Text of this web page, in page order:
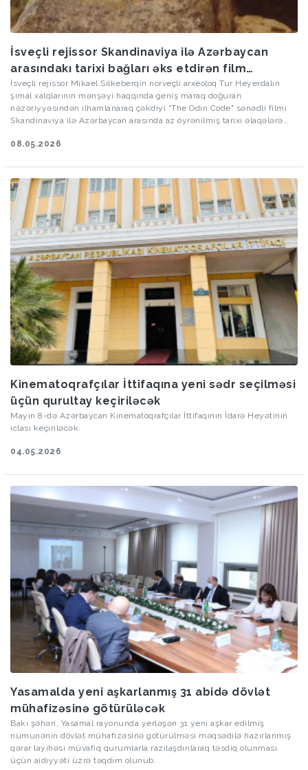
İsveçli rejissor Skandinaviya ilə Azərbaycan
arasındakı tarixi bağları əks etdirən film
hazırlayıb
İsveçli rejissor Mikael Silkeberqin norveçli arxeoloq Tur Heyerdalın
şimal xalqlarının mənşəyi haqqında geniş maraq doğuran
nəzəriyyəsindən ilhamlanaraq çəkdiyi "The Odin Code" sənədli filmi
Skandinaviya ilə Azərbaycan arasında az öyrənilmiş tarixi əlaqələrə
08.05.2026
Kinematoqrafçılar İttifaqına yeni sədr seçilməsi
üçün qurultay keçiriləcək
Mayın 8-də Azərbaycan Kinematoqrafçılar İttifaqının İdarə Heyətinin
iclası keçiriləcək.
04.05.2026
Yasamalda yeni aşkarlanmış 31 abidə dövlət
mühafizəsinə götürüləcək
Bakı şəhəri, Yasamal rayonunda yerləşən 31 yeni aşkar edilmiş
nümunənin dövlət mühafizəsinə götürülməsi məqsədilə hazırlanmış
qərar layihəsi müvafiq qurumlarla razılaşdırılaraq təsdiq olunması
üçün aidiyyəti üzrə təqdim olunub.